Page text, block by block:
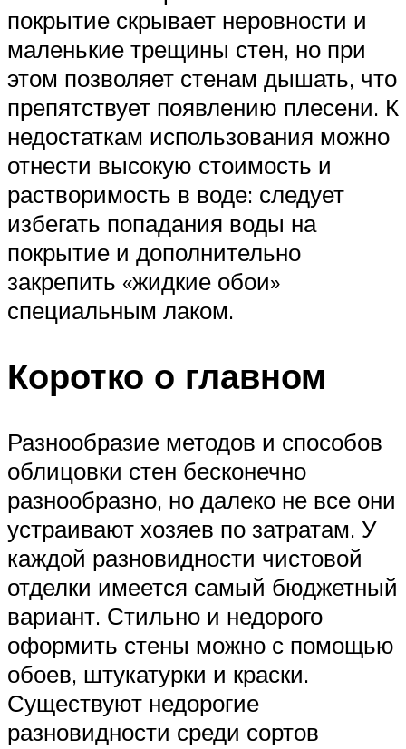
покрытие скрывает неровности и
маленькие трещины стен, но при
этом позволяет стенам дышать, что
препятствует появлению плесени. К
недостаткам использования можно
отнести высокую стоимость и
растворимость в воде: следует
избегать попадания воды на
покрытие и дополнительно
закрепить «жидкие обои»
специальным лаком.
Коротко о главном
Разнообразие методов и способов
облицовки стен бесконечно
разнообразно, но далеко не все они
устраивают хозяев по затратам. У
каждой разновидности чистовой
отделки имеется самый бюджетный
вариант. Стильно и недорого
оформить стены можно с помощью
обоев, штукатурки и краски.
Существуют недорогие
разновидности среди сортов